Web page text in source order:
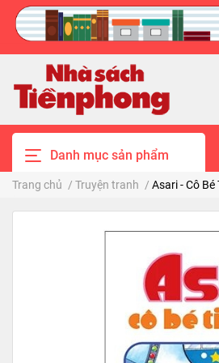
Danh mục sản phẩm
Trang chủ / Truyện tranh / Asari - Cô